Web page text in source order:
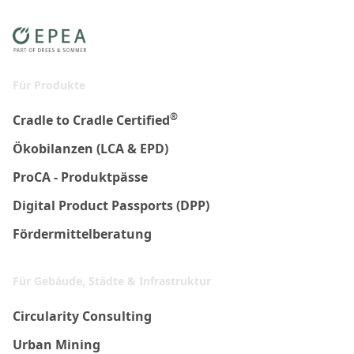
Für Produkte
Cradle to Cradle Certified®
Ökobilanzen (LCA & EPD)
ProCA - Produktpässe
Digital Product Passports (DPP)
Fördermittelberatung
Für Gebäude, Städte & Infrastruktur
Circularity Consulting
Urban Mining